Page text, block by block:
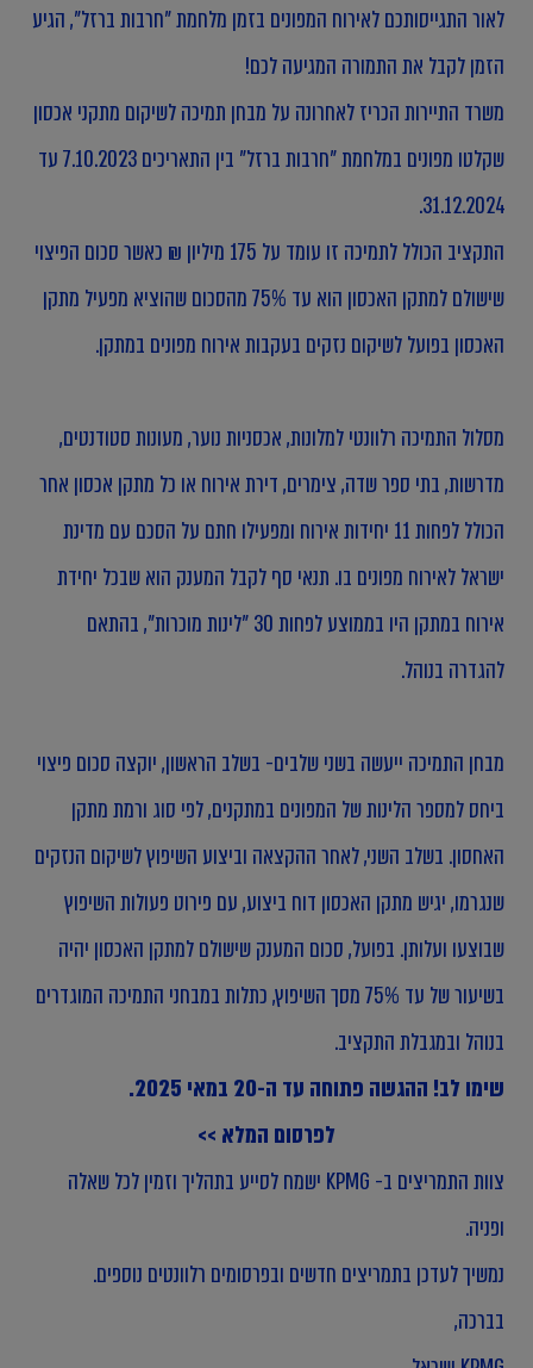
לאור התגייסותכם לאירוח המפונים בזמן מלחמת "חרבות ברזל", הגיע
הזמן לקבל את התמורה המגיעה לכם!
משרד התיירות הכריז לאחרונה על מבחן תמיכה לשיקום מתקני אכסון
שקלטו מפונים במלחמת "חרבות ברזל" בין התאריכים 7.10.2023 עד
31.12.2024.
התקציב הכולל לתמיכה זו עומד על 175 מיליון ₪ כאשר סכום הפיצוי
שישולם למתקן האכסון הוא עד 75% מהסכום שהוציא מפעיל מתקן
האכסון בפועל לשיקום נזקים בעקבות אירוח מפונים במתקן.
מסלול התמיכה רלוונטי למלונות, אכסניות נוער, מעונות סטודנטים,
מדרשות, בתי ספר שדה, צימרים, דירת אירוח או כל מתקן אכסון אחר
הכולל לפחות 11 יחידות אירוח ומפעילו חתם על הסכם עם מדינת
ישראל לאירוח מפונים בו. תנאי סף לקבל המענק הוא שבכל יחידת
אירוח במתקן היו בממוצע לפחות 30 "לינות מוכרות", בהתאם
להגדרה בנוהל.
מבחן התמיכה ייעשה בשני שלבים- בשלב הראשון, יוקצה סכום פיצוי
ביחס למספר הלינות של המפונים במתקנים, לפי סוג ורמת מתקן
האחסון. בשלב השני, לאחר ההקצאה וביצוע השיפוץ לשיקום הנזקים
שנגרמו, יגיש מתקן האכסון דוח ביצוע, עם פירוט פעולות השיפוץ
שבוצעו ועלותן. בפועל, סכום המענק שישולם למתקן האכסון יהיה
בשיעור של עד 75% מסך השיפוץ, כתלות במבחני התמיכה המוגדרים
בנוהל ובמגבלת התקציב.
שימו לב! ההגשה פתוחה עד ה-20 במאי 2025.
לפרסום המלא >>
צוות התמריצים ב- KPMG ישמח לסייע בתהליך וזמין לכל שאלה
ופניה.
נמשיך לעדכן בתמריצים חדשים ובפרסומים רלוונטים נוספים.
בברכה,